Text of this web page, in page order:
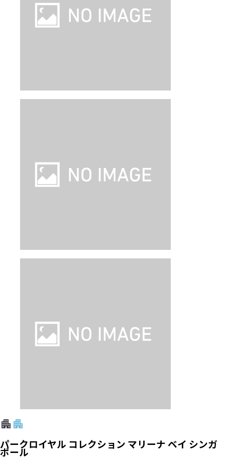
パークロイヤル コレクション マリーナ ベイ シンガ
ポール